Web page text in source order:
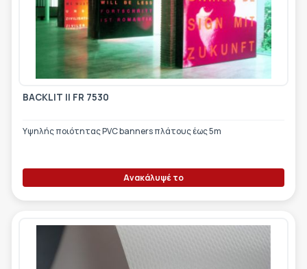
BACKLIT II FR 7530
Υψηλής ποιότητας PVC banners πλάτους έως 5m
Ανακάλυψέ το